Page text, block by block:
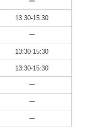
13:30-15:30
ー
13:30-15:30
13:30-15:30
ー
ー
ー